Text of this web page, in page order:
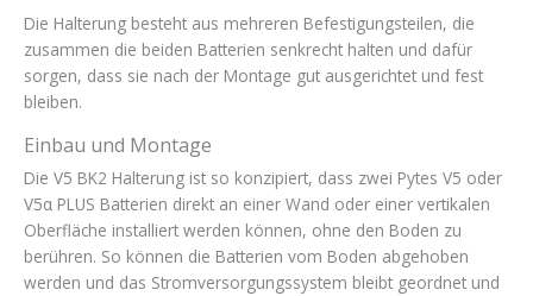
Die Halterung besteht aus mehreren Befestigungsteilen, die
zusammen die beiden Batterien senkrecht halten und dafür
sorgen, dass sie nach der Montage gut ausgerichtet und fest
bleiben.
Einbau und Montage
Die V5 BK2 Halterung ist so konzipiert, dass zwei Pytes V5 oder
V5α PLUS Batterien direkt an einer Wand oder einer vertikalen
Oberfläche installiert werden können, ohne den Boden zu
berühren. So können die Batterien vom Boden abgehoben
werden und das Stromversorgungssystem bleibt geordnet und